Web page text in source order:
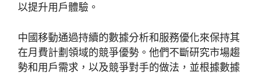
以提升用戶體驗。
中國移動通過持續的數據分析和服務優化來保持其
在月費計劃領域的競爭優勢。他們不斷研究市場趨
勢和用戶需求，以及競爭對手的做法，並根據數據